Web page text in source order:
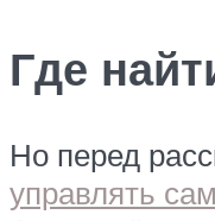
Где
Но перед
управлять